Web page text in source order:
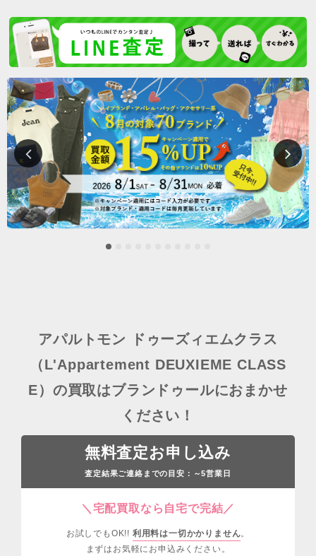
アパルトモン ドゥーズィエムクラス
（L'Appartement DEUXIEME CLASS
E）の買取はブランドゥールにおまかせ
ください！
無料査定お申し込み
査定結果ご連絡までの目安： ～5営業日
＼宅配買取なら自宅で完結／
お試しでもOK!! 利用料は一切かかりません。
まずはお気軽にお申込みください。